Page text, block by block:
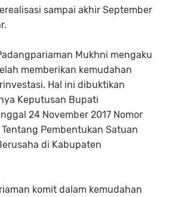
sampai akhir September
Mukhni mengaku
memberikan kemudahan
Hal ini dibuktikan
Keputusan Bupati
24 November 2017 Nomor
Pembentukan Satuan
di Kabupaten
komit dalam kemudahan